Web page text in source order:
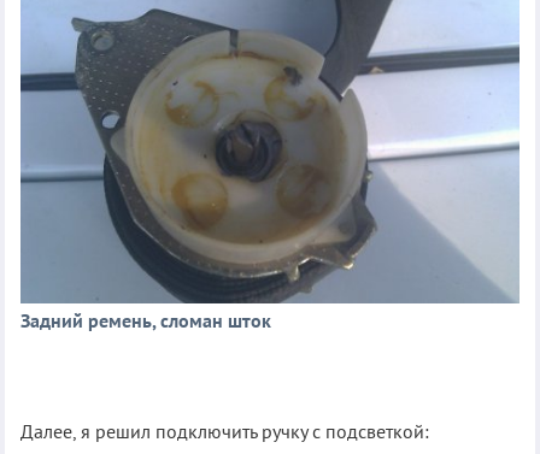
Задний ремень, сломан шток
Далее, я решил подключить ручку с подсветкой: